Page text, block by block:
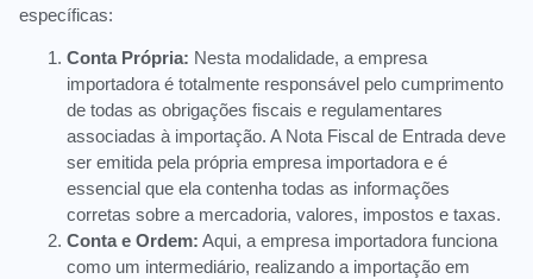
específicas:
Conta Própria: Nesta modalidade, a empresa
importadora é totalmente responsável pelo cumprimento
de todas as obrigações fiscais e regulamentares
associadas à importação. A Nota Fiscal de Entrada deve
ser emitida pela própria empresa importadora e é
essencial que ela contenha todas as informações
corretas sobre a mercadoria, valores, impostos e taxas.
Conta e Ordem: Aqui, a empresa importadora funciona
como um intermediário, realizando a importação em